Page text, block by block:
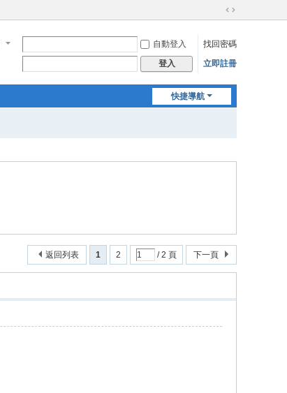
切
到
寬
自動登入
找回密碼
登入 立即註冊
快捷導航
1 2 / 2 頁 下一頁
返回列表